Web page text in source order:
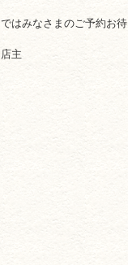
ではみなさまのご予約お待
店主